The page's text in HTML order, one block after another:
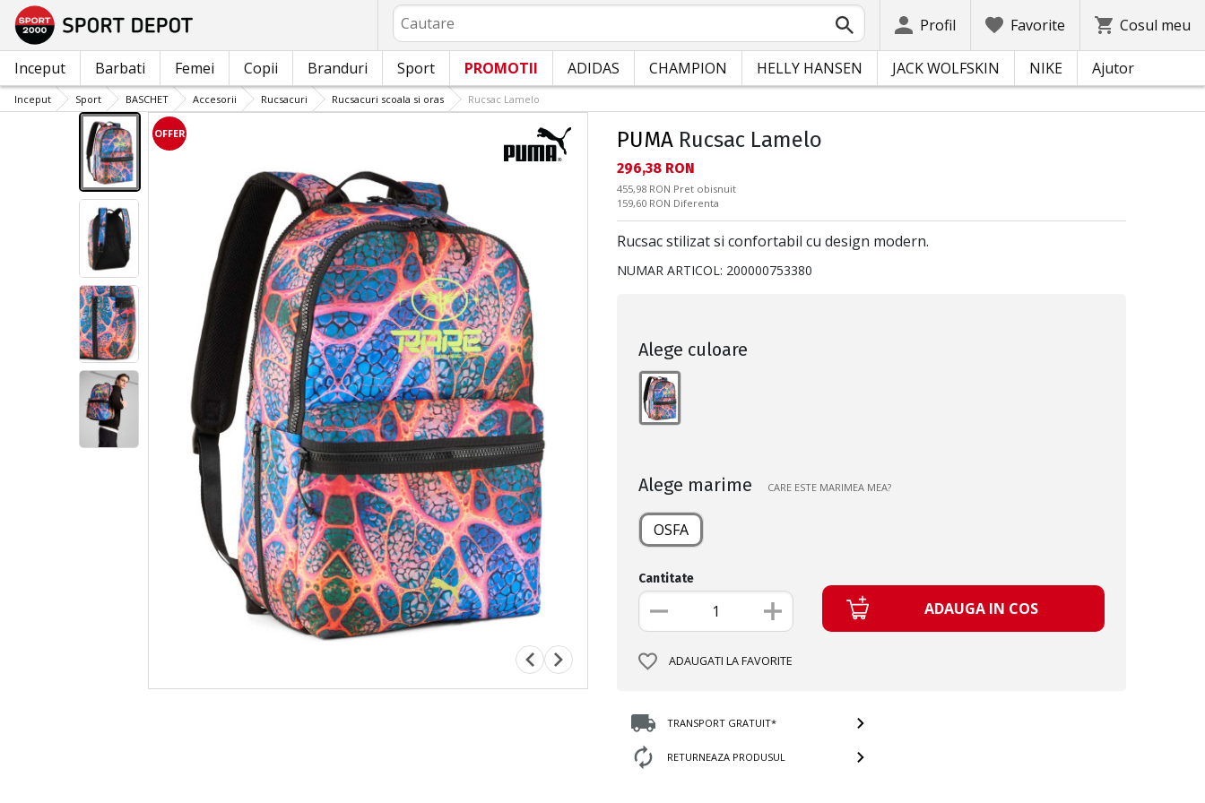
Cautare
Profil Favorite Cosul meu
Inceput Barbati Femei Copii Branduri Sport PROMOTII ADIDAS CHAMPION HELLY HANSEN JACK WOLFSKIN NIKE Ajutor
Inceput Sport BASCHET Accesorii Rucsacuri Rucsacuri scoala si oras Rucsac Lamelo
OFFER PUMA Rucsac Lamelo
Текуща цена:
296,38 RON
Pret obisnuit:
455,98 RON Pret obisnuit
Спестявате:
159,60 RON Diferenta
Rucsac stilizat si confortabil cu design modern.
NUMAR ARTICOL: 200000753380
Alege culoare
Alege marime CARE ESTE MARIMEA MEA?
OSFA
Cantitate
ADAUGA IN COS
ADAUGATI LA FAVORITE
TRANSPORT GRATUIT*
RETURNEAZA PRODUSUL